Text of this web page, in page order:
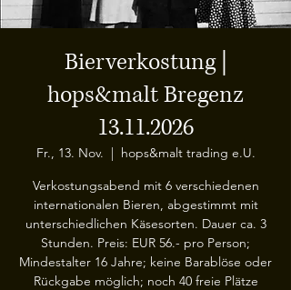
Bierverkostung |
hops&malt Bregenz
13.11.2026
Fr., 13. Nov.
  |
hops&malt trading e.U.
Verkostungsabend mit 6 verschiedenen
internationalen Bieren, abgestimmt mit
unterschiedlichen Käsesorten. Dauer ca. 3
Stunden. Preis: EUR 56.- pro Person;
Mindestalter 16 Jahre; keine Barablöse oder
Rückgabe möglich; noch 40 freie Plätze